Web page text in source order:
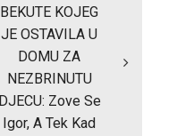
BEKUTE KOJEG
JE OSTAVILA U
DOMU ZA
NEZBRINUTU
DJECU: Zove Se
Igor, A Tek Kad